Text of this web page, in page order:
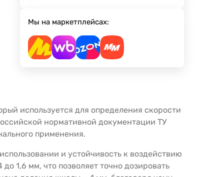
Мы на маркетплейсах:
используется для определения скорости
нормативной документации ТУ
применения.
и устойчивость к воздействию
1,6 мм, что позволяет точно дозировать